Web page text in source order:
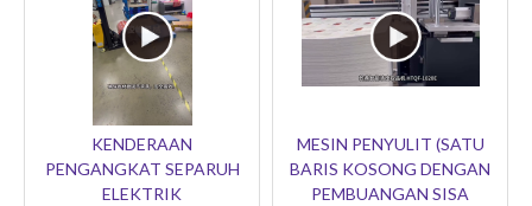
KENDERAAN
PENGANGKAT SEPARUH
ELEKTRIK
MESIN PENYULIT (SATU
BARIS KOSONG DENGAN
PEMBUANGAN SISA